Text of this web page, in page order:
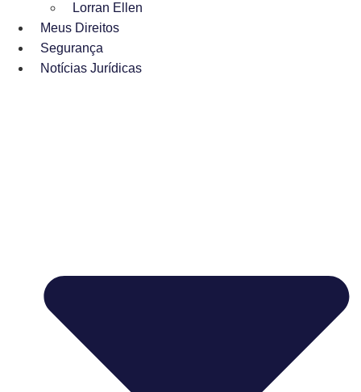
Lorran Ellen
Meus Direitos
Segurança
Notícias Jurídicas